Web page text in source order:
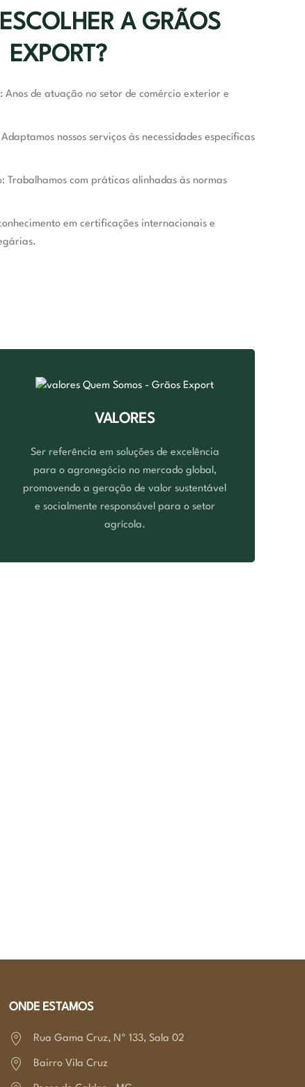
A GRÃOS
EXPORT?
: Anos de atuação no setor de comércio exterior e
Adaptamos nossos serviços às necessidades específicas
: Trabalhamos com práticas alinhadas às normas
em certificações internacionais e
VALORES
Ser referência em soluções de excelência
para o agronegócio no mercado global,
promovendo a geração de valor sustentável
e socialmente responsável para o setor
agrícola.
ONDE ESTAMOS
Rua Gama Cruz, Nº 133, Sala 02
Bairro Vila Cruz